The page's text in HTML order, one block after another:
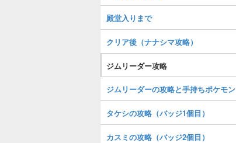
殿堂入りまで
クリア後（ナナシマ攻略）
ジムリーダー攻略
ジムリーダーの攻略と手持ちポケモン
タケシの攻略（バッジ1個目）
カスミの攻略（バッジ2個目）